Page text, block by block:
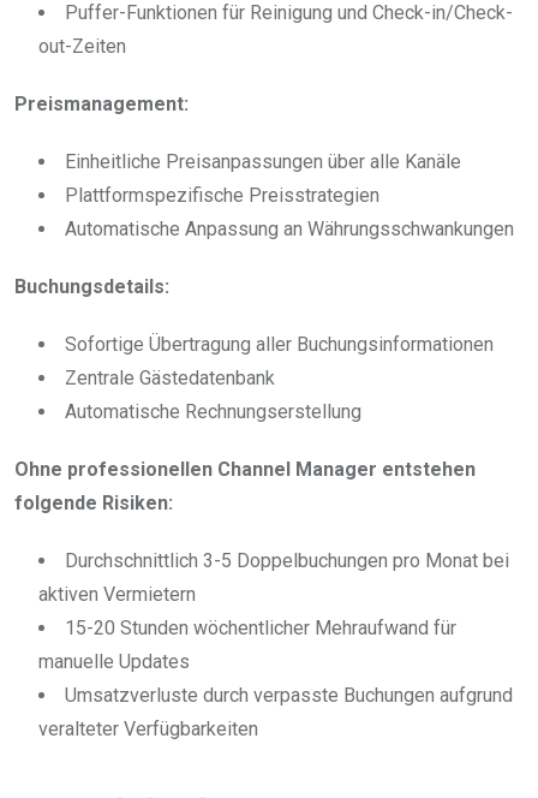
Puffer-Funktionen für Reinigung und Check-in/Check-
out-Zeiten
Preismanagement:
Einheitliche Preisanpassungen über alle Kanäle
Plattformspezifische Preisstrategien
Automatische Anpassung an Währungsschwankungen
Buchungsdetails:
Sofortige Übertragung aller Buchungsinformationen
Zentrale Gästedatenbank
Automatische Rechnungserstellung
Ohne professionellen Channel Manager entstehen
folgende Risiken:
Durchschnittlich 3-5 Doppelbuchungen pro Monat bei
aktiven Vermietern
15-20 Stunden wöchentlicher Mehraufwand für
manuelle Updates
Umsatzverluste durch verpasste Buchungen aufgrund
veralteter Verfügbarkeiten